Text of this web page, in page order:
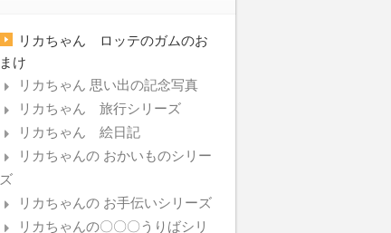
リカちゃん ロッテのガムのお
まけ
リカちゃん 思い出の記念写真
リカちゃん 旅行シリーズ
リカちゃん 絵日記
リカちゃんの おかいものシリー
ズ
リカちゃんの お手伝いシリーズ
リカちゃんの〇〇〇うりばシリ